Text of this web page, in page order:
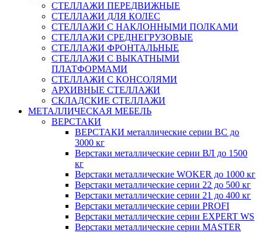
СТЕЛЛАЖИ ПЕРЕДВИЖНЫЕ
СТЕЛЛАЖИ ДЛЯ КОЛЕС
СТЕЛЛАЖИ С НАКЛОННЫМИ ПОЛКАМИ
СТЕЛЛАЖИ СРЕДНЕГРУЗОВЫЕ
СТЕЛЛАЖИ ФРОНТАЛЬНЫЕ
СТЕЛЛАЖИ С ВЫКАТНЫМИ
ПЛАТФОРМАМИ
СТЕЛЛАЖИ С КОНСОЛЯМИ
АРХИВНЫЕ СТЕЛЛАЖИ
СКЛАДСКИЕ СТЕЛЛАЖИ
МЕТАЛЛИЧЕСКАЯ МЕБЕЛЬ
ВЕРСТАКИ
ВЕРСТАКИ металлические серии ВС до
3000 кг
Верстаки металлические серии ВЛ до 1500
кг
Верстаки металлические WOKER до 1000 кг
Верстаки металлические серии 22 до 500 кг
Верстаки металлические серии 21 до 400 кг
Верстаки металлические серии PROFI
Верстаки металлические серии EXPERT WS
Верстаки металлические серии MASTER